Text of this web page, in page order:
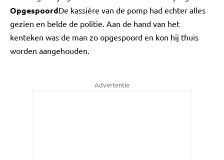
OpgespoordDe kassière van de pomp had echter alles
gezien en belde de politie. Aan de hand van het
kenteken was de man zo opgespoord en kon hij thuis
worden aangehouden.
Advertentie